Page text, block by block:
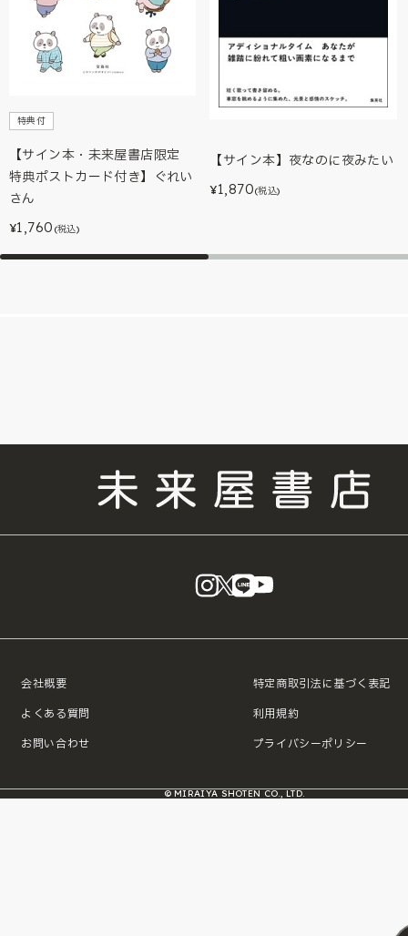
特典付
【サイン本・未来屋書店限定
特典ポストカード付き】ぐれい
さん
¥1,760 (税込)
【サイン本】夜なのに夜みたい
¥1,870(税込)
instagram
X LINE
会社概要
よくある質問
お問い合わせ
特定商取引法に基づく表記
利用規約
プライバシーポリシー
© MIRAIYA SHOTEN CO., LTD.